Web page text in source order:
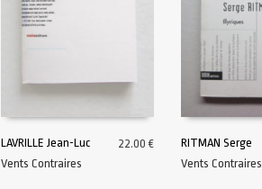
LAVRILLE Jean-Luc
Vents Contraires
22.00€
RITMAN Serge
Vents Contraires